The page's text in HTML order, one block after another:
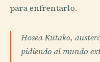
para enfrentarlo.
Hosea Kutako,
pidiendo al mundo